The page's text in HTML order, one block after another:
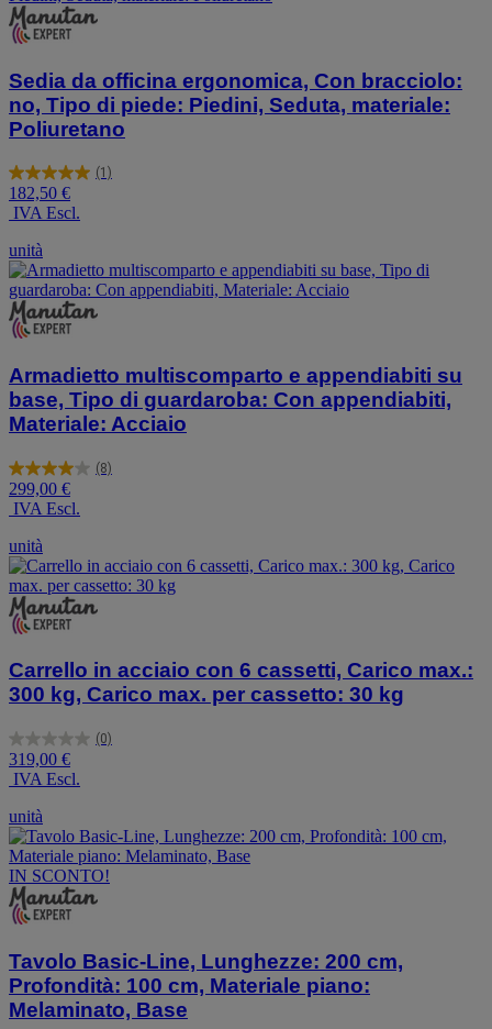
Sedia da officina ergonomica, Con bracciolo:
no, Tipo di piede: Piedini, Seduta, materiale:
Poliuretano
(1)
5.0
su
5
stelle.
1
recensione
182,50 €
IVA Escl.
unità
Armadietto multiscomparto e appendiabiti su
base, Tipo di guardaroba: Con appendiabiti,
Materiale: Acciaio
(8)
4.0
su
5
stelle.
8
recensioni
299,00 €
IVA Escl.
unità
Carrello in acciaio con 6 cassetti, Carico max.:
300 kg, Carico max. per cassetto: 30 kg
(0)
0.0
su
5
stelle.
319,00 €
IVA Escl.
unità
IN SCONTO!
Tavolo Basic-Line, Lunghezze: 200 cm,
Profondità: 100 cm, Materiale piano:
Melaminato, Base